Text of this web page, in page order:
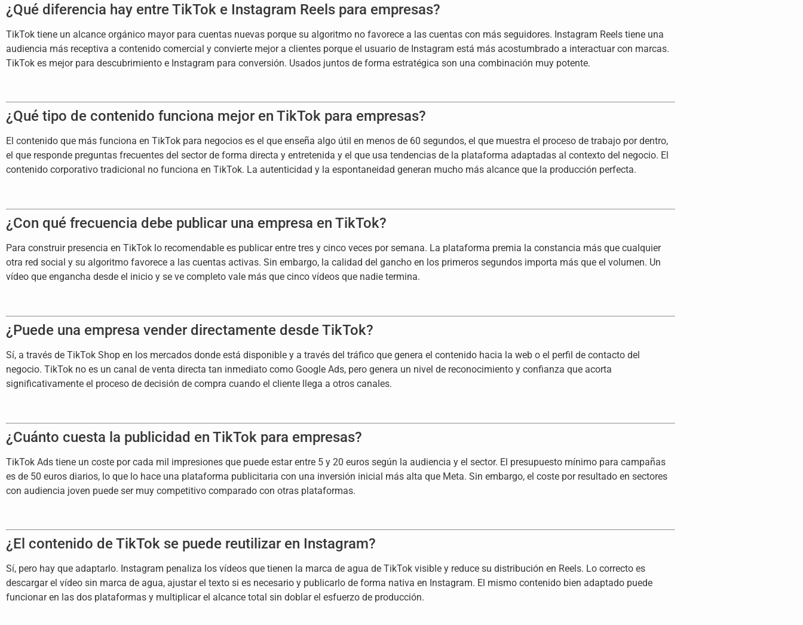
¿Qué diferencia hay entre TikTok e Instagram Reels para empresas?
TikTok tiene un alcance orgánico mayor para cuentas nuevas porque su algoritmo no favorece a las cuentas con más seguidores. Instagram Reels tiene una
audiencia más receptiva a contenido comercial y convierte mejor a clientes porque el usuario de Instagram está más acostumbrado a interactuar con marcas.
TikTok es mejor para descubrimiento e Instagram para conversión. Usados juntos de forma estratégica son una combinación muy potente.
¿Qué tipo de contenido funciona mejor en TikTok para empresas?
El contenido que más funciona en TikTok para negocios es el que enseña algo útil en menos de 60 segundos, el que muestra el proceso de trabajo por dentro,
el que responde preguntas frecuentes del sector de forma directa y entretenida y el que usa tendencias de la plataforma adaptadas al contexto del negocio. El
contenido corporativo tradicional no funciona en TikTok. La autenticidad y la espontaneidad generan mucho más alcance que la producción perfecta.
¿Con qué frecuencia debe publicar una empresa en TikTok?
Para construir presencia en TikTok lo recomendable es publicar entre tres y cinco veces por semana. La plataforma premia la constancia más que cualquier
otra red social y su algoritmo favorece a las cuentas activas. Sin embargo, la calidad del gancho en los primeros segundos importa más que el volumen. Un
vídeo que engancha desde el inicio y se ve completo vale más que cinco vídeos que nadie termina.
¿Puede una empresa vender directamente desde TikTok?
Sí, a través de TikTok Shop en los mercados donde está disponible y a través del tráfico que genera el contenido hacia la web o el perfil de contacto del
negocio. TikTok no es un canal de venta directa tan inmediato como Google Ads, pero genera un nivel de reconocimiento y confianza que acorta
significativamente el proceso de decisión de compra cuando el cliente llega a otros canales.
¿Cuánto cuesta la publicidad en TikTok para empresas?
TikTok Ads tiene un coste por cada mil impresiones que puede estar entre 5 y 20 euros según la audiencia y el sector. El presupuesto mínimo para campañas
es de 50 euros diarios, lo que lo hace una plataforma publicitaria con una inversión inicial más alta que Meta. Sin embargo, el coste por resultado en sectores
con audiencia joven puede ser muy competitivo comparado con otras plataformas.
¿El contenido de TikTok se puede reutilizar en Instagram?
Sí, pero hay que adaptarlo. Instagram penaliza los vídeos que tienen la marca de agua de TikTok visible y reduce su distribución en Reels. Lo correcto es
descargar el vídeo sin marca de agua, ajustar el texto si es necesario y publicarlo de forma nativa en Instagram. El mismo contenido bien adaptado puede
funcionar en las dos plataformas y multiplicar el alcance total sin doblar el esfuerzo de producción.